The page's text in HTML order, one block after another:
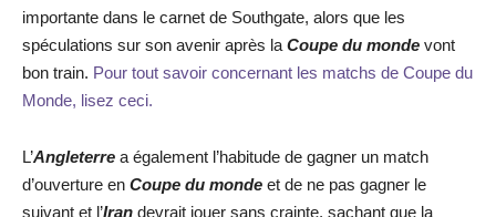
importante dans le carnet de Southgate, alors que les
spéculations sur son avenir après la Coupe du monde vont
bon train. Pour tout savoir concernant les matchs de Coupe du
Monde, lisez ceci.
L’Angleterre a également l’habitude de gagner un match
d’ouverture en Coupe du monde et de ne pas gagner le
suivant et l’Iran devrait jouer sans crainte, sachant que la